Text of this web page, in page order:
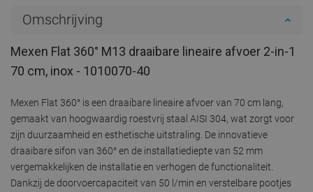
Omschrijving
Mexen Flat 360° M13 draaibare lineaire afvoer 2-in-1
70 cm, inox - 1010070-40
Mexen Flat 360° is een draaibare lineaire afvoer van 70 cm lang,
gemaakt van hoogwaardig roestvrij staal AISI 304, wat zorgt voor
zijn duurzaamheid en esthetische uitstraling. De innovatieve
draaibare sifon van 360° en de installatiediepte van 52 mm
vergemakkelijken de installatie en verhogen de functionaliteit.
Dankzij de doorvoercapaciteit van 50 l/min en verstelbare pootjes